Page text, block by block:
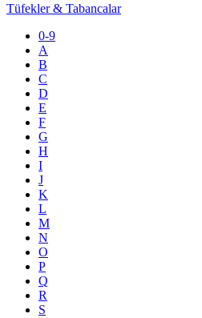
Tüfekler & Tabancalar
0-9
A
B
C
D
E
F
G
H
I
J
K
L
M
N
O
P
Q
R
S